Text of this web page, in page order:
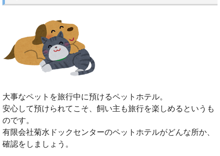
大事なペットを旅行中に預けるペットホテル。
安心して預けられてこそ、飼い主も旅行を楽しめるというも
のです。
有限会社菊水ドックセンターのペットホテルがどんな所か、
確認をしましょう。